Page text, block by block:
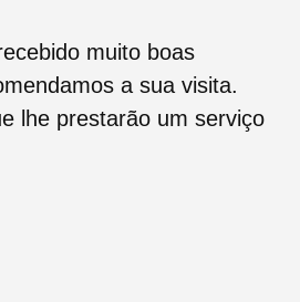
muito boas
a sua visita.
lhe prestarão um serviço